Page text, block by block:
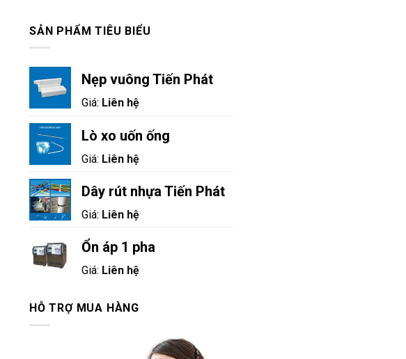
SẢN PHẨM TIÊU BIỂU
Nẹp vuông Tiến Phát
Giá: Liên hệ
Lò xo uốn ống
Giá: Liên hệ
Dây rút nhựa Tiến Phát
Giá: Liên hệ
Ổn áp 1 pha
Giá: Liên hệ
HỖ TRỢ MUA HÀNG